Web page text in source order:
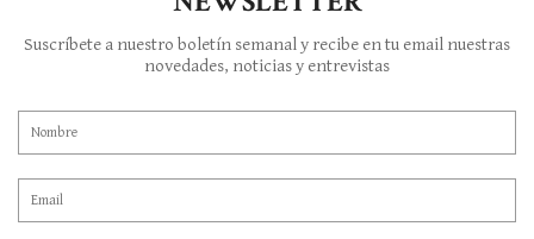
Suscríbete a nuestro boletín semanal y recibe en tu email nuestras
novedades, noticias y entrevistas